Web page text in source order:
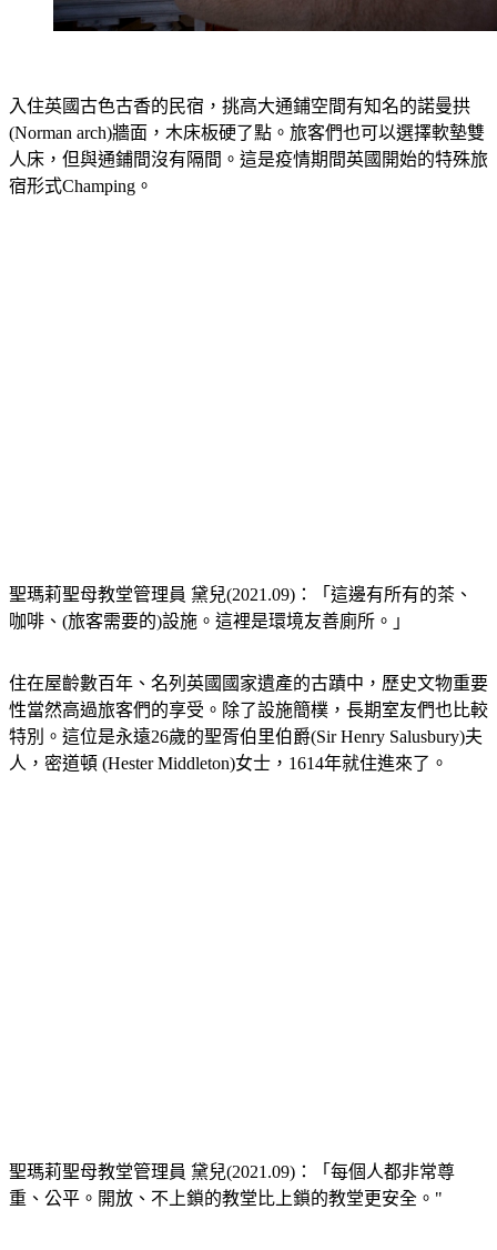
入住英國古色古香的民宿，挑高大通鋪空間有知名的諾曼拱
(Norman arch)牆面，木床板硬了點。旅客們也可以選擇軟墊雙
人床，但與通鋪間沒有隔間。這是疫情期間英國開始的特殊旅
宿形式Champing。
聖瑪莉聖母教堂管理員 黛兒(2021.09)：「這邊有所有的茶、
咖啡、(旅客需要的)設施。這裡是環境友善廁所。」
住在屋齡數百年、名列英國國家遺產的古蹟中，歷史文物重要
性當然高過旅客們的享受。除了設施簡樸，長期室友們也比較
特別。這位是永遠26歲的聖胥伯里伯爵(Sir Henry Salusbury)夫
人，密道頓 (Hester Middleton)女士，1614年就住進來了。
聖瑪莉聖母教堂管理員 黛兒(2021.09)：「每個人都非常尊
重、公平。開放、不上鎖的教堂比上鎖的教堂更安全。"